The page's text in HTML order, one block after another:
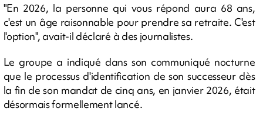
"En 2026, la personne qui vous répond aura 68 ans,
c'est un âge raisonnable pour prendre sa retraite. C'est
l'option", avait-il déclaré à des journalistes.
Le groupe a indiqué dans son communiqué nocturne
que le processus d'identification de son successeur dès
la fin de son mandat de cinq ans, en janvier 2026, était
désormais formellement lancé.